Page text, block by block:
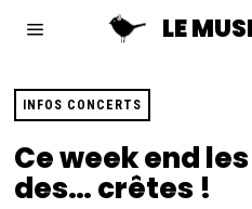
LE
INFOS CONCERTS
Ce week end
des… crêtes !